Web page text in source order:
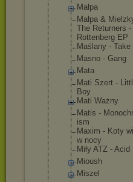
Małpa
Małpa &
The Returners -
Rottenberg EP
Maślany - Take
Masno - Gang
Mata
Mati Szert -
Boy
Mati Ważny
Matis -
ism
Maxim - Koty
w nocy
Miły ATZ - Acid
Mioush
Miszel